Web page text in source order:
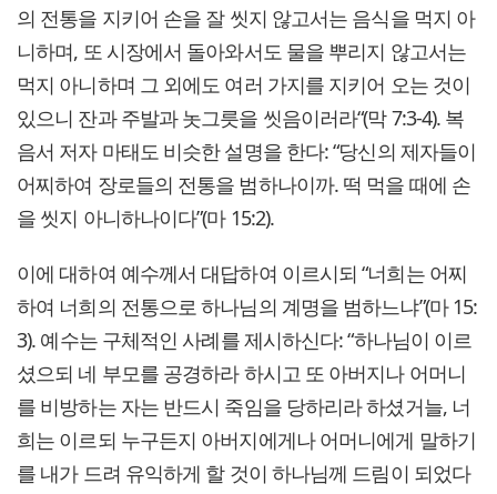
의 전통을 지키어 손을 잘 씻지 않고서는 음식을 먹지 아
니하며, 또 시장에서 돌아와서도 물을 뿌리지 않고서는
먹지 아니하며 그 외에도 여러 가지를 지키어 오는 것이
있으니 잔과 주발과 놋그릇을 씻음이러라“(막 7:3-4). 복
음서 저자 마태도 비슷한 설명을 한다: “당신의 제자들이
어찌하여 장로들의 전통을 범하나이까. 떡 먹을 때에 손
을 씻지 아니하나이다”(마 15:2).
이에 대하여 예수께서 대답하여 이르시되 “너희는 어찌
하여 너희의 전통으로 하나님의 계명을 범하느냐”(마 15:
3). 예수는 구체적인 사례를 제시하신다: “하나님이 이르
셨으되 네 부모를 공경하라 하시고 또 아버지나 어머니
를 비방하는 자는 반드시 죽임을 당하리라 하셨거늘, 너
희는 이르되 누구든지 아버지에게나 어머니에게 말하기
를 내가 드려 유익하게 할 것이 하나님께 드림이 되었다